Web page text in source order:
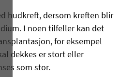
hudkreft, dersom kreften blir
I noen tilfeller kan det
for eksempel
dekkes er stort eller
som stor.